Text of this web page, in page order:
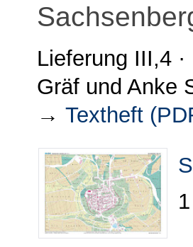
Lieferung III,4
Gräf und Anke
→ Textheft